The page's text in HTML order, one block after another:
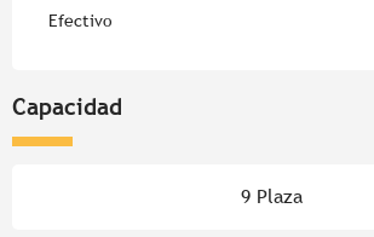
Efectivo
Capacidad
9 Plaza